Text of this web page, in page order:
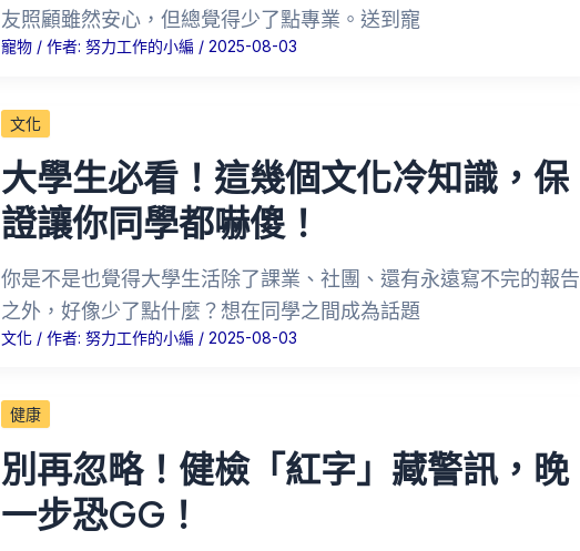
友照顧雖然安心，但總覺得少了點專業。送到寵
寵物/ 作者: 努力工作的小編 / 2025-08-03
文化
大學生必看！這幾個文化冷知識，保
證讓你同學都嚇傻！
你是不是也覺得大學生活除了課業、社團、還有永遠寫不完的報告
之外，好像少了點什麼？想在同學之間成為話題
文化/ 作者: 努力工作的小編 / 2025-08-03
健康
別再忽略！健檢「紅字」藏警訊，晚
一步恐GG！